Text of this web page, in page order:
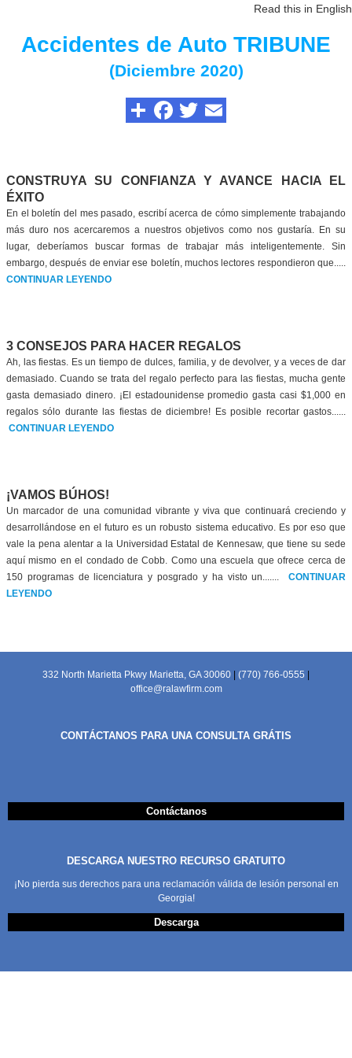
Read this in English
Accidentes de Auto TRIBUNE
(Diciembre 2020)
CONSTRUYA SU CONFIANZA Y AVANCE HACIA EL
ÉXITO
En el boletín del mes pasado, escribí acerca de cómo simplemente trabajando
más duro nos acercaremos a nuestros objetivos como nos gustaría. En su
lugar, deberíamos buscar formas de trabajar más inteligentemente. Sin
embargo, después de enviar ese boletín, muchos lectores respondieron que.....
CONTINUAR LEYENDO
3 CONSEJOS PARA HACER REGALOS
Ah, las fiestas. Es un tiempo de dulces, familia, y de devolver, y a veces de dar
demasiado. Cuando se trata del regalo perfecto para las fiestas, mucha gente
gasta demasiado dinero. ¡El estadounidense promedio gasta casi $1,000 en
regalos sólo durante las fiestas de diciembre! Es posible recortar gastos......
CONTINUAR LEYENDO
¡VAMOS BÚHOS!
Un marcador de una comunidad vibrante y viva que continuará creciendo y
desarrollándose en el futuro es un robusto sistema educativo. Es por eso que
vale la pena alentar a la Universidad Estatal de Kennesaw, que tiene su sede
aquí mismo en el condado de Cobb. Como una escuela que ofrece cerca de
150 programas de licenciatura y posgrado y ha visto un....... CONTINUAR
LEYENDO
332 North Marietta Pkwy Marietta, GA 30060 (770) 766-0555
office@ralawfirm.com
CONTÁCTANOS PARA UNA CONSULTA GRÁTIS
Contáctanos
DESCARGA NUESTRO RECURSO GRATUITO
¡No pierda sus derechos para una reclamación válida de lesión personal en
Georgia!
Descarga